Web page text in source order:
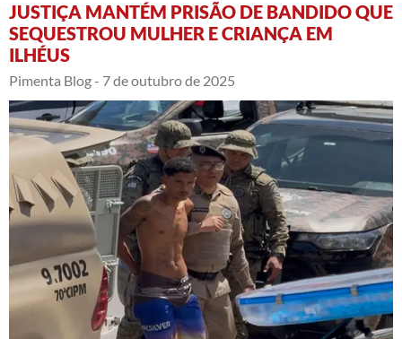
JUSTIÇA MANTÉM PRISÃO DE BANDIDO QUE
SEQUESTROU MULHER E CRIANÇA EM
ILHÉUS
Pimenta Blog - 7 de outubro de 2025